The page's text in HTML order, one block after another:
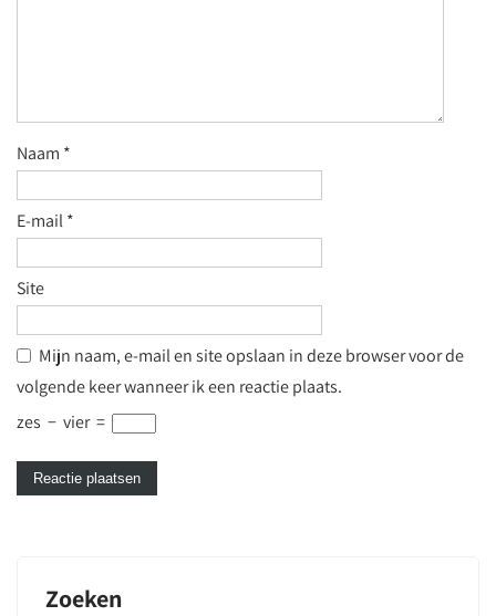
Naam *
E-mail*
Site
Mijn naam, e-mail en site opslaan in deze browser voor de
volgende keer wanneer ik een reactie plaats.
zes − vier =
Zoeken